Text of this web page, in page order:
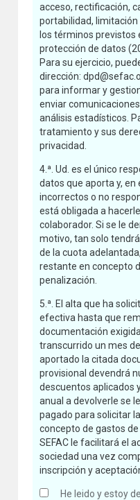
acceso, rectificación,
portabilidad,
los términos previstos
protección de datos
Para su ejercicio,
dirección:
para informar y
enviar
análisis estadísticos.
tratamiento y sus
privacidad.
4.ª. Ud. es el único
datos que aporta y,
incorrectos o no
está obligada a
colaborador. Si se le
motivo, tan solo
de la cuota
restante en concepto
penalización.
5.ª. El alta que ha
efectiva hasta que
documentación
transcurrido un mes
aportado la citada
provisional devendrá
descuentos aplicados
anual a devolverle se
pagado para solicitar
concepto de gastos
SEFAC le facilitará el
sociedad una vez
inscripción y
He leido y estoy